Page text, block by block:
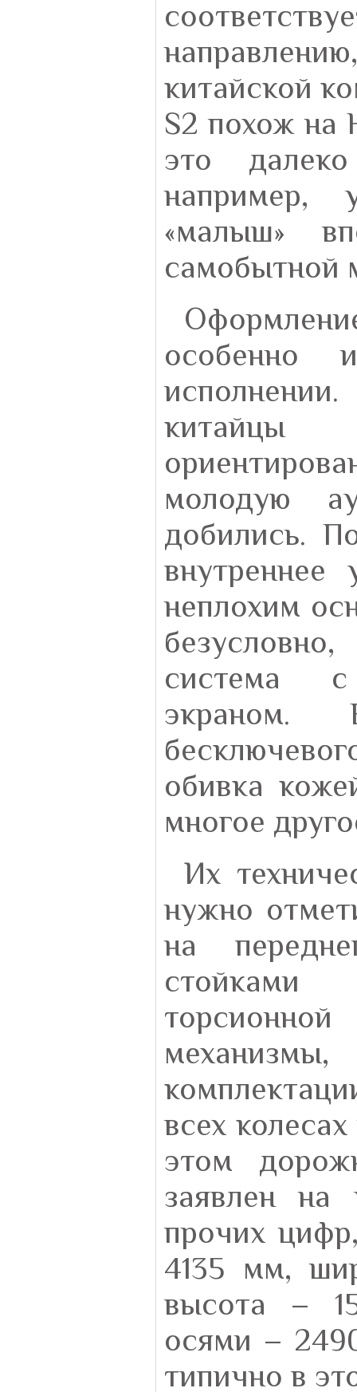
китайской
S2 похож на
это
например,
«малыш»
самобытной
особенно
китайцы
молодую
добились.
внутреннее
неплохим
система
обивка
многое
Их
нужно
на
всех
этом
заявлен
прочих
4135 мм,
высота –
осями –
типично в